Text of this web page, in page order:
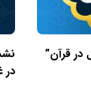
در قرآن”
در